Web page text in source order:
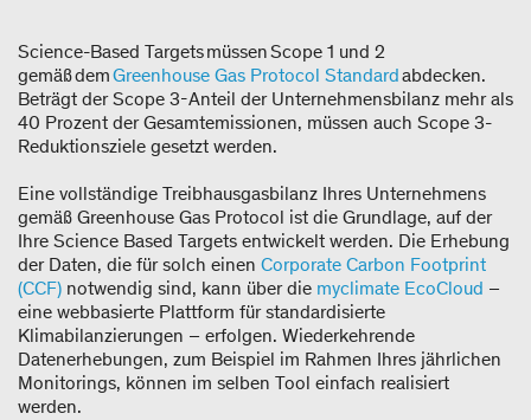
Science-Based Targets müssen Scope 1 und 2
gemäß demGreenhouse Gas Protocol Standardabdecken.
Beträgt der Scope 3-Anteil der Unternehmensbilanz mehr als
40 Prozent der Gesamtemissionen, müssen auch Scope 3-
Reduktionsziele gesetzt werden.
Eine vollständige Treibhausgasbilanz Ihres Unternehmens
gemäß Greenhouse Gas Protocol ist die Grundlage, auf der
Ihre Science Based Targets entwickelt werden. Die Erhebung
der Daten, die für solch einen Corporate Carbon Footprint
(CCF) notwendig sind, kann über die myclimate EcoCloud –
eine webbasierte Plattform für standardisierte
Klimabilanzierungen – erfolgen. Wiederkehrende
Datenerhebungen, zum Beispiel im Rahmen Ihres jährlichen
Monitorings, können im selben Tool einfach realisiert
werden.